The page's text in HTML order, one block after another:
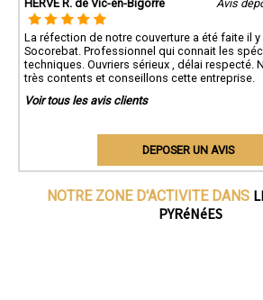
HERVE R. de Vic-en-Bigorre Avis
La réfection de notre couverture a été faite il
Socorebat. Professionnel qui connait les
techniques. Ouvriers sérieux , délai respecté.
très contents et conseillons cette entreprise.
Voir tous les avis clients
DEPOSER UN AVIS
NOTRE ZONE D'ACTIVITE DANS
PYRéNéES